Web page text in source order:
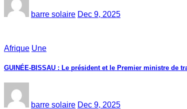
barre solaire Dec 9, 2025
Afrique Une
GUINÉE-BISSAU : Le président et le Premier ministre de
barre solaire Dec 9, 2025